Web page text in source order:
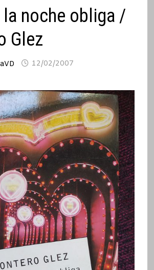
la noche obliga /
Glez
12/02/2007